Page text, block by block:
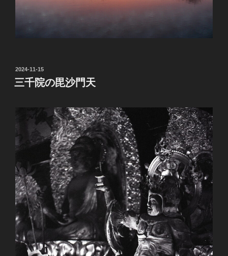
投
稿
日:
2024-11-15
三千院の毘沙門天